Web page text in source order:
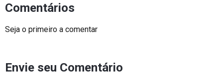
Comentários
Seja o primeiro a comentar
Envie seu Comentário